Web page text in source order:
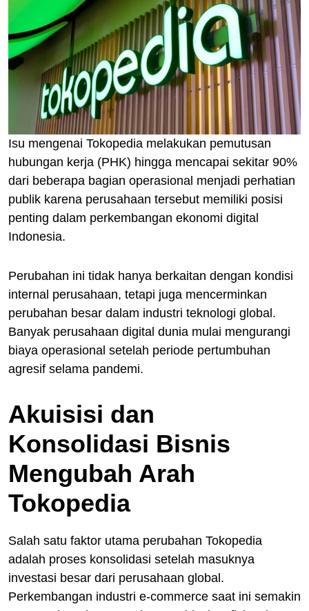
Isu mengenai Tokopedia melakukan pemutusan
hubungan kerja (PHK) hingga mencapai sekitar 90%
dari beberapa bagian operasional menjadi perhatian
publik karena perusahaan tersebut memiliki posisi
penting dalam perkembangan ekonomi digital
Indonesia.
Perubahan ini tidak hanya berkaitan dengan kondisi
internal perusahaan, tetapi juga mencerminkan
perubahan besar dalam industri teknologi global.
Banyak perusahaan digital dunia mulai mengurangi
biaya operasional setelah periode pertumbuhan
agresif selama pandemi.
Akuisisi dan
Konsolidasi Bisnis
Mengubah Arah
Tokopedia
Salah satu faktor utama perubahan Tokopedia
adalah proses konsolidasi setelah masuknya
investasi besar dari perusahaan global.
Perkembangan industri e-commerce saat ini semakin